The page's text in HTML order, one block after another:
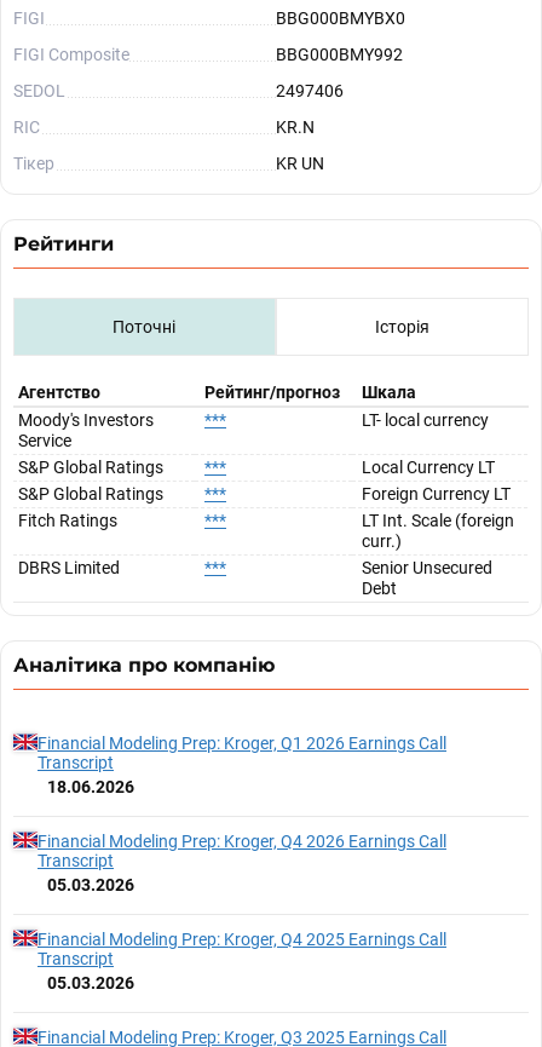
FIGI
BBG000BMYBX0
FIGI Composite
BBG000BMY992
SEDOL
2497406
RIC
KR.N
Тікер
KR UN
Рейтинги
Поточні Історія
Агентство Рейтинг/прогноз
Шкала
Moody's Investors
Service
*** LT- local currency
S&P Global Ratings ***
Local Currency LT
S&P Global Ratings
***
Foreign Currency LT
Fitch Ratings
***
LT Int. Scale (foreign
curr.)
DBRS Limited
***
Senior Unsecured
Debt
Аналітика про компанію
Financial Modeling Prep: Kroger, Q1 2026 Earnings Call
Transcript
18.06.2026
Financial Modeling Prep: Kroger, Q4 2026 Earnings Call
Transcript
05.03.2026
Financial Modeling Prep: Kroger, Q4 2025 Earnings Call
Transcript
05.03.2026
Financial Modeling Prep: Kroger, Q3 2025 Earnings Call